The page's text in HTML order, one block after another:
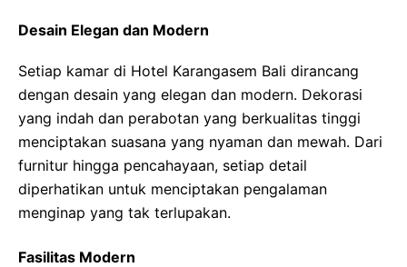
Desain Elegan dan Modern
Setiap kamar di Hotel Karangasem Bali dirancang
dengan desain yang elegan dan modern. Dekorasi
yang indah dan perabotan yang berkualitas tinggi
menciptakan suasana yang nyaman dan mewah. Dari
furnitur hingga pencahayaan, setiap detail
diperhatikan untuk menciptakan pengalaman
menginap yang tak terlupakan.
Fasilitas Modern